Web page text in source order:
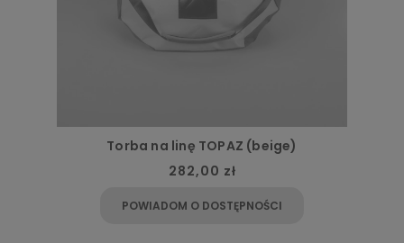
Worek boulderowy